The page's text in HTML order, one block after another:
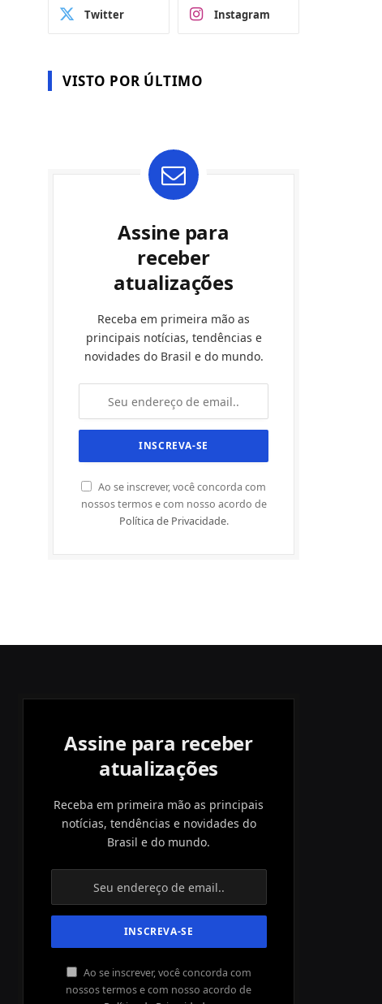
Twitter Instagram
VISTO POR ÚLTIMO
Assine para
receber
atualizações
Receba em primeira mão as
principais notícias, tendências e
novidades do Brasil e do mundo.
Ao se inscrever, você concorda com
nossos termos e com nosso acordo de
Política de Privacidade.
Assine para receber
atualizações
Receba em primeira mão as principais
notícias, tendências e novidades do
Brasil e do mundo.
Ao se inscrever, você concorda com
nossos termos e com nosso acordo de